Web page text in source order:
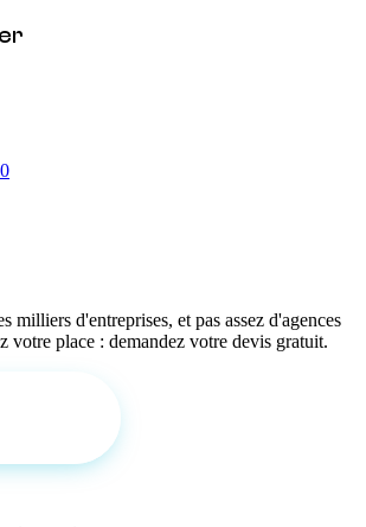
milliers d'entreprises, et pas assez d'agences
votre place : demandez votre devis gratuit.